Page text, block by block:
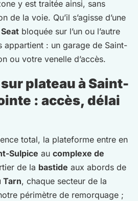
y est traitée ainsi, sans
de la voie. Qu’il s’agisse d’une
Seat bloquée sur l’un ou l’autre
appartient : un garage de Saint-
ou votre venelle d’accès.
plateau à Saint-
: accès, délai
total, la plateforme entre en
Sulpice au complexe de
de la bastide aux abords de
Tarn, chaque secteur de la
périmètre de remorquage ;